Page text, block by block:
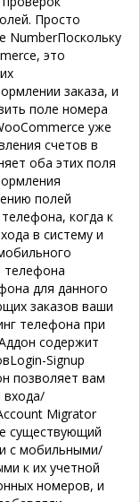
Просто
NumberПоскольку
это
заказа, и
поле номера
уже
счетов в
оба этих поля
полей
когда к
в систему и
телефона
для данного
заказов ваши
телефона при
содержит
Login-Signup
позволяет вам
входа/
Migrator
существующий
с мобильными/
к их учетной
номеров, и